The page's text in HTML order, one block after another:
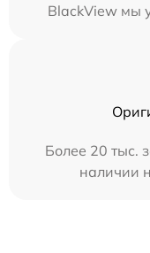
BlackView мы
Более 20 тыс.
наличии